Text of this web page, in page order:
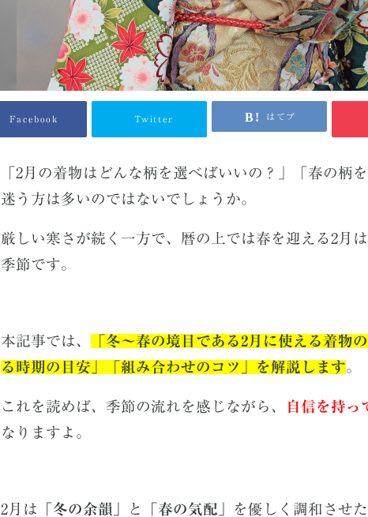
Facebook Twitter はてブ
「2月の着物はどんな柄を選べばいいの？」「春の柄
迷う方は多いのではないでしょうか。
厳しい寒さが続く一方で、暦の上では春を迎える2月
季節です。
本記事では、
「冬〜春の境目である2月に使える着物
る時期の目安」「組み合わせのコツ」を解説します。
これを読めば、季節の流れを感じながら、 自信を持っ
なりますよ。
2月は 「冬の余韻」 と 「春の気配」 を優しく調和させ